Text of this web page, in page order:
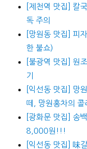
[제천역 맛집] 칼
독 주의
[망원동 맛집] 피
한 불쇼)
[불광역 맛집] 원
기
[익선동 맛집] 망
떼, 망원홍차의
[광화문 맛집] 송
8,000원!!!
[익선동 맛집] 味